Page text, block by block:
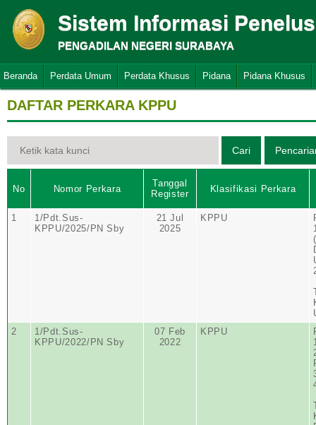
Sistem Informasi
PENGADILAN NEGERI SURABAYA
Beranda Perdata Umum Perdata Khusus Pidana Pidana Khusus
DAFTAR PERKARA KPPU
No Nomor Perkara
Tanggal
Register
Klasifikasi Perkara
1
1/Pdt.Sus-
KPPU/2025/PN Sby
21 Jul
2025
KPPU
2
1/Pdt.Sus-
KPPU/2022/PN Sby
07 Feb
2022
KPPU